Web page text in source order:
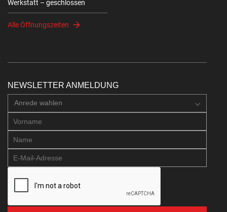
Werkstatt – geschlossen
Alle Öffnungszeiten
NEWSLETTER ANMELDUNG
Anrede wahlen